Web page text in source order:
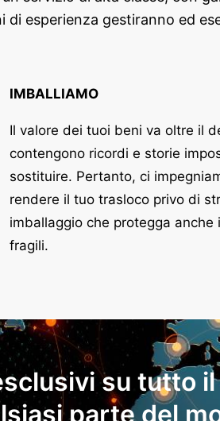
di esperienza gestiranno ed
IMBALLIAMO
Il valore dei tuoi beni va oltre il
contengono ricordi e storie
sostituire. Pertanto, ci
rendere il tuo trasloco privo di
imballaggio che protegga anche
fragili.
su tutto
parte del